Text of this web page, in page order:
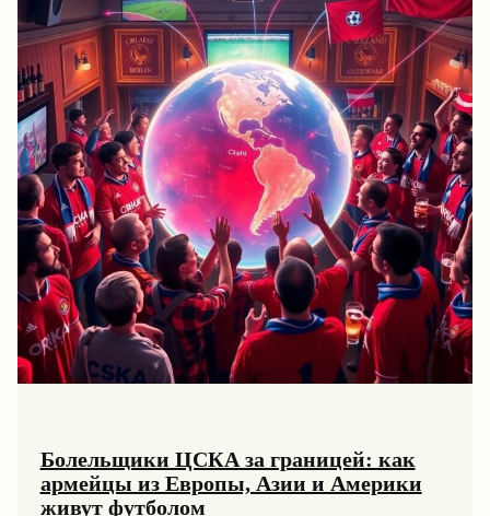
методы
работы
Болельщики ЦСКА за границей: как
армейцы из Европы, Азии и Америки
живут футболом